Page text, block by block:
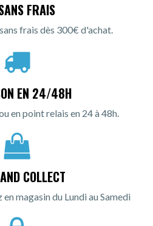
FRAIS
frais dès 300€ d'achat.
EN 24/48H
en point relais en 24 à 48h.
COLLECT
magasin du Lundi au Samedi